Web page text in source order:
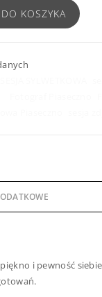
KOSZYKA
i pewność